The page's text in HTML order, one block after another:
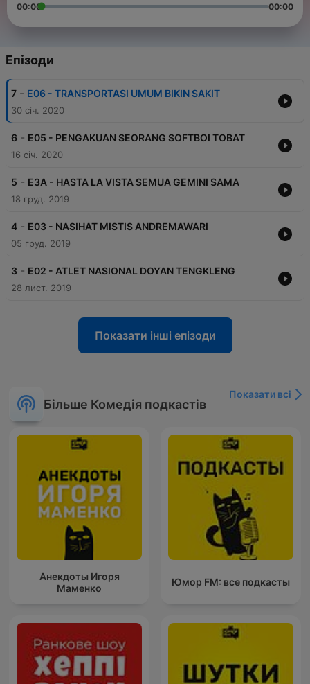
00:00 00:00
Епізоди
7 - E06 - TRANSPORTASI UMUM BIKIN SAKIT
30 січ. 2020
6 - E05 - PENGAKUAN SEORANG SOFTBOI TOBAT
16 січ. 2020
5 - E3A - HASTA LA VISTA SEMUA GEMINI SAMA
18 груд. 2019
4 - E03 - NASIHAT MISTIS ANDREMAWARI
05 груд. 2019
3 - E02 - ATLET NASIONAL DOYAN TENGKLENG
28 лист. 2019
Показати інші епізоди
Більше Комедія подкастів
Показати всі
Анекдоты Игоря
Маменко
Юмор FM: все подкасты